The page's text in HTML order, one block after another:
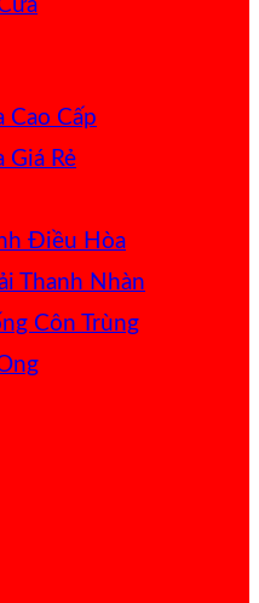
Cao Cấp
Giá Rẻ
Điều Hòa
Thanh Nhàn
Côn Trùng